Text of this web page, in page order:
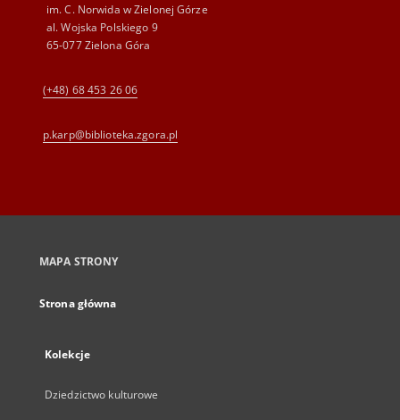
im. C. Norwida w Zielonej Górze
al. Wojska Polskiego 9
65-077 Zielona Góra
(+48) 68 453 26 06
p.karp@biblioteka.zgora.pl
MAPA STRONY
Strona główna
Kolekcje
Dziedzictwo kulturowe